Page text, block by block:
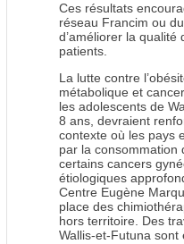
Ces résultats
réseau Francim ou
d’améliorer la
patients.
La lutte contre
métabolique et
les adolescents de
8 ans, devraient
contexte où les pays
par la consommation
certains cancers
étiologiques
Centre Eugène
place des
hors territoire. Des
Wallis-et-Futuna sont